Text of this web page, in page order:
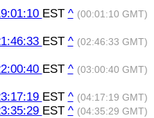
EST ^ (00:01:10 GMT)
EST ^ (02:46:33 GMT)
EST ^ (03:00:40 GMT)
EST ^ (04:17:19 GMT)
EST ^ (04:35:29 GMT)